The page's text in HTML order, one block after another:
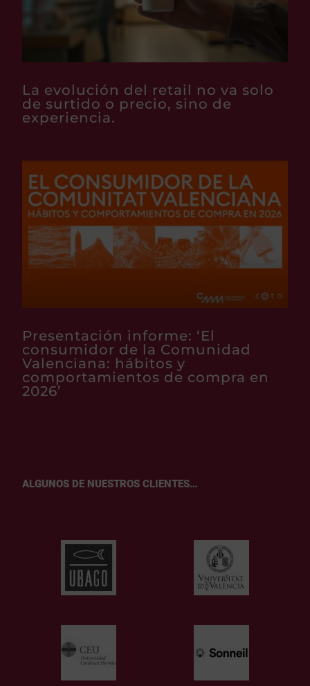
La evolución del retail no va solo
de surtido o precio, sino de
experiencia.
Presentación informe: ‘El
consumidor de la Comunidad
Valenciana: hábitos y
comportamientos de compra en
2026’
ALGUNOS DE NUESTROS CLIENTES…